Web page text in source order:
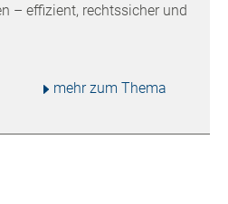
– effizient, rechtssicher und
mehr zum Thema